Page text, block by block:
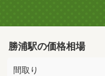
勝浦駅の価格相場
間取り